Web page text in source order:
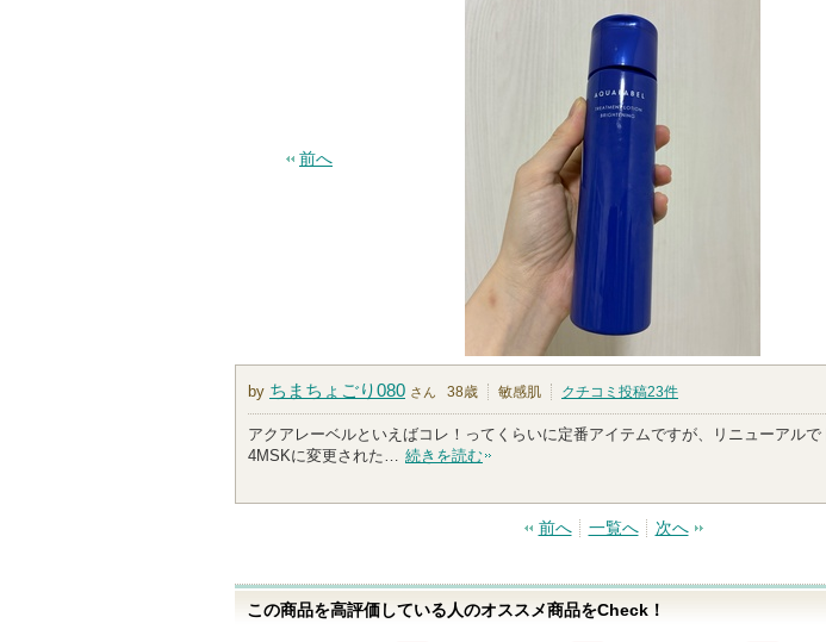
前へ
by ちまちょごり080 さん 38歳 敏感肌 クチコミ投稿23件
アクアレーベルといえばコレ！ってくらいに定番アイテムですが、リニューアルで
4MSKに変更された… 続きを読む
前へ 一覧へ 次へ
この商品を高評価している人のオススメ商品をCheck！